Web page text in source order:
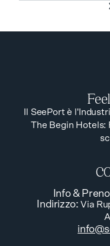
Il SeePort è
The Begin Hotels:
Info &
Indirizzo:Via